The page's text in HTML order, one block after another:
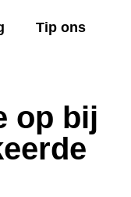
Tip ons
op bij